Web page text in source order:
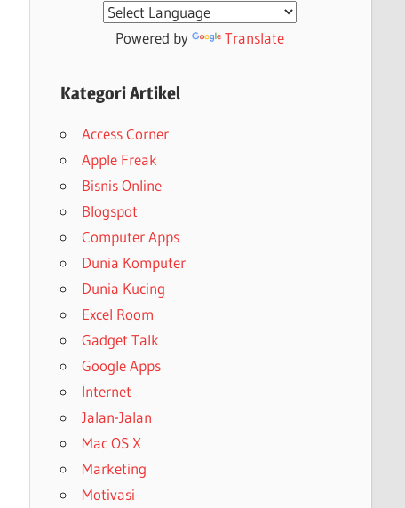
Powered by Translate
Kategori Artikel
Access Corner
Apple Freak
Bisnis Online
Blogspot
Computer Apps
Dunia Komputer
Dunia Kucing
Excel Room
Gadget Talk
Google Apps
Internet
Jalan-Jalan
Mac OS X
Marketing
Motivasi